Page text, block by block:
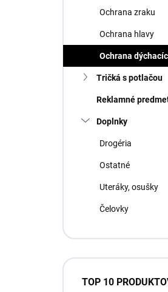
Ochrana zraku
Ochrana hlavy
Ochrana
Tričká s potlačou
Reklamné
Doplnky
Drogéria
Ostatné
Uteráky, osušky
Čelovky
TOP 10